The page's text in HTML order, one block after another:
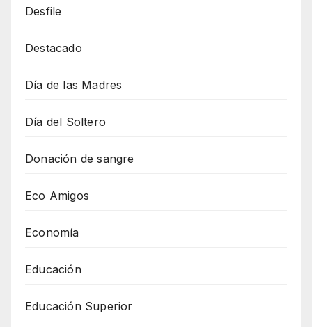
Desfile
Destacado
Día de las Madres
Día del Soltero
Donación de sangre
Eco Amigos
Economía
Educación
Educación Superior